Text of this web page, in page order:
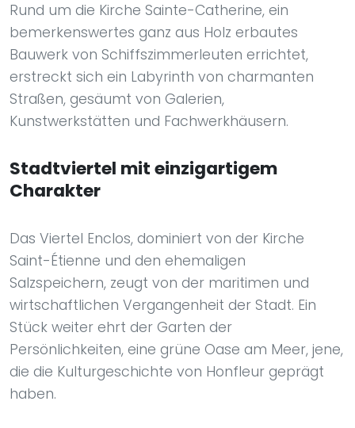
Rund um die Kirche Sainte-Catherine, ein
bemerkenswertes ganz aus Holz erbautes
Bauwerk von Schiffszimmerleuten errichtet,
erstreckt sich ein Labyrinth von charmanten
Straßen, gesäumt von Galerien,
Kunstwerkstätten und Fachwerkhäusern.
Stadtviertel mit einzigartigem
Charakter
Das Viertel Enclos, dominiert von der Kirche
Saint-Étienne und den ehemaligen
Salzspeichern, zeugt von der maritimen und
wirtschaftlichen Vergangenheit der Stadt. Ein
Stück weiter ehrt der Garten der
Persönlichkeiten, eine grüne Oase am Meer, jene,
die die Kulturgeschichte von Honfleur geprägt
haben.